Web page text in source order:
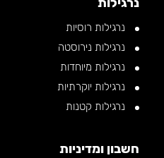
נרגילות רוסיות
נרגילות נירוסטה
נרגילות מיוחדות
נרגילות יוקרתיות
נרגילות קטנות
חשבון ומדיניות